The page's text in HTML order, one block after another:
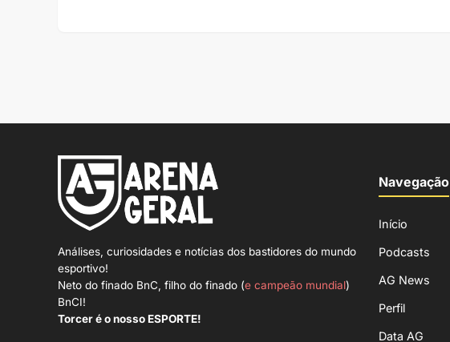
Análises, curiosidades e notícias dos bastidores do mundo
esportivo!
Neto do finado BnC, filho do finado (e campeão mundial)
BnCI!
Torcer é o nosso ESPORTE!
Navegação
Início
Podcasts
AG News
Perfil
Data AG